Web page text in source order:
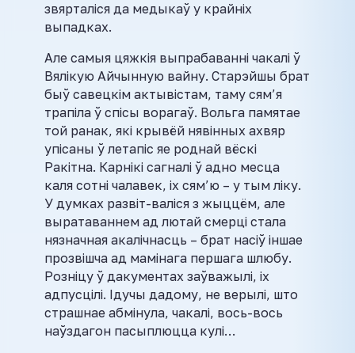
звярталіся да медыкаў у крайніх
выпадках.
Але самыя цяжкія выпрабаванні чакалі ў
Вялікую Айчынную вайну. Старэйшы брат
быў савецкім актывістам, таму сям’я
трапіла ў спісы ворагаў. Вольга памятае
той ранак, які крывёй нявінных ахвяр
упісаны ў летапіс яе роднай вёскі
Ракітна. Карнікі сагналі ў адно месца
каля сотні чалавек, іх сям’ю – у тым ліку.
У думках развіт-валіся з жыццём, але
выратаваннем ад лютай смерці стала
нязначная акалічнасць – брат насіў іншае
прозвішча ад мамінага першага шлюбу.
Розніцу ў дакументах заўважылі, іх
адпусцілі. Ідучы дадому, не верылі, што
страшнае абмінула, чакалі, вось-вось
наўздагон пасыплюцца кулі…